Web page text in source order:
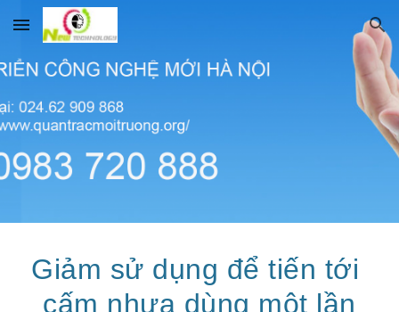
Skip to main content Skip to navigation
Giảm sử dụng để tiến tới
cấm nhựa dùng một lần